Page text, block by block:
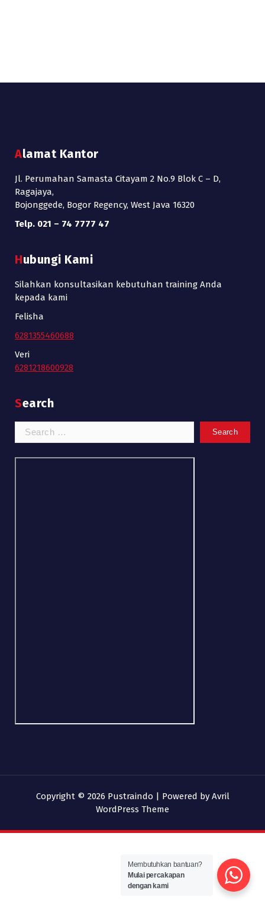
Alamat Kantor
Jl. Perumahan Samasta Citayam 2 No.9 Blok C – D,
Ragajaya,
Bojonggede, Bogor Regency, West Java 16320
Telp. 021 – 74 7777 47
Hubungi Kami
Silahkan konsultasikan kebutuhan training Anda
kepada kami
Felisha
6281355460688
Veri
6281218600928
Search
Search
for:
Copyright © 2026 Pustraindo | Powered by Avril
WordPress Theme
Membutuhkan bantuan?
Mulai percakapan
dengan kami